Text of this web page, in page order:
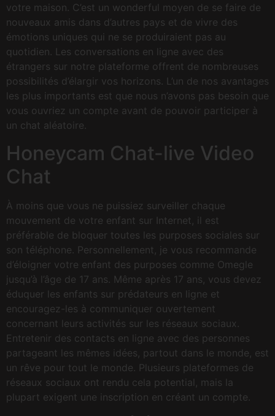
votre maison. C’est un wonderful moyen de se faire de
nouveaux amis dans d’autres pays et de vivre des
émotions uniques qui ne se produiraient pas au
quotidien. Les conversations en ligne avec des
étrangers sur notre plateforme offrent de nombreuses
possibilités d’élargir vos horizons. L’un de nos avantages
les plus importants est que nous n’avons pas besoin que
vous ouvriez un compte avant de pouvoir participer à
un chat aléatoire.
Honeycam Chat-live Video
Chat
À moins que vous ne puissiez surveiller chaque
mouvement de votre enfant sur Internet, il est
préférable de bloquer toutes les purposes sociales sur
son téléphone. Personnellement, je vous recommande
d’éloigner votre enfant des purposes comme Omegle
jusqu’à l’âge de 17 ans. Même après 17 ans, vous devez
éduquer les enfants sur prédateurs en ligne et
encouragez-les à communiquer ouvertement
concernant leurs activités sur les réseaux sociaux.
Entretenir des contacts en ligne avec des personnes
partageant les mêmes idées, partout dans le monde, est
un rêve pour tout le monde. Plusieurs plateformes de
réseaux sociaux ont rendu cela potential, mais la
plupart exigent une inscription en créant un compte.